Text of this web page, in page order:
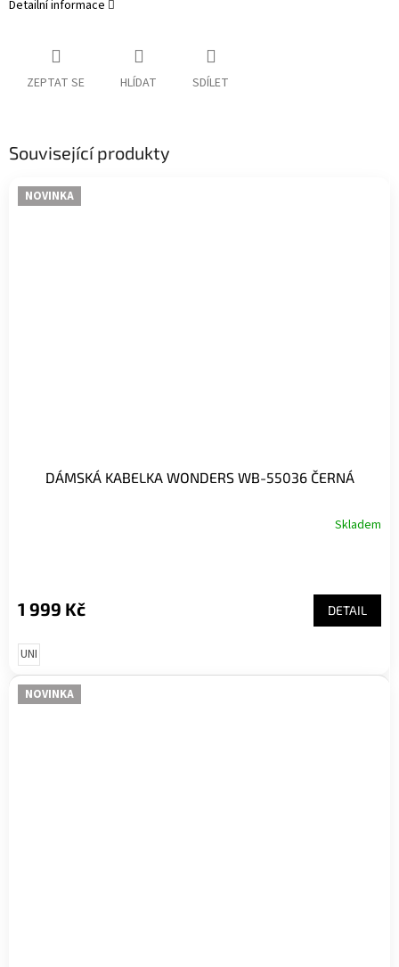
Detailní informace
ZEPTAT SE HLÍDAT SDÍLET
Související produkty
NOVINKA
DÁMSKÁ KABELKA WONDERS WB-55036 ČERNÁ
Skladem
1 999 Kč DETAIL
UNI
NOVINKA